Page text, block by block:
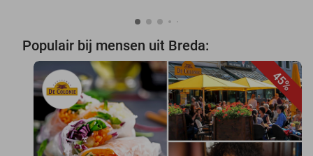
Populair bij mensen uit Breda:
45%